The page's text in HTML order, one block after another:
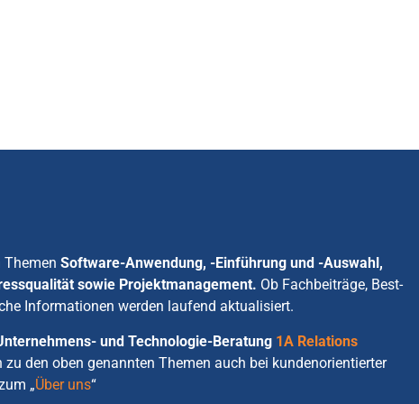
Themen Software-Anwendung, -Einführung und -Auswahl,
sowie Projektmanagement. Ob Fachbeiträge, Best-
Informationen werden laufend aktualisiert.
und Technologie-Beratung 1A Relations
den oben genannten Themen auch bei kundenorientierter
„Über uns“